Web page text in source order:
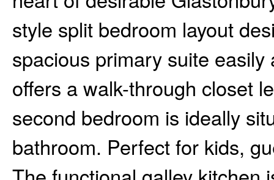
style split bedroom layout
spacious primary suite
offers a walk-through closet
second bedroom is ideally
bathroom. Perfect for kids,